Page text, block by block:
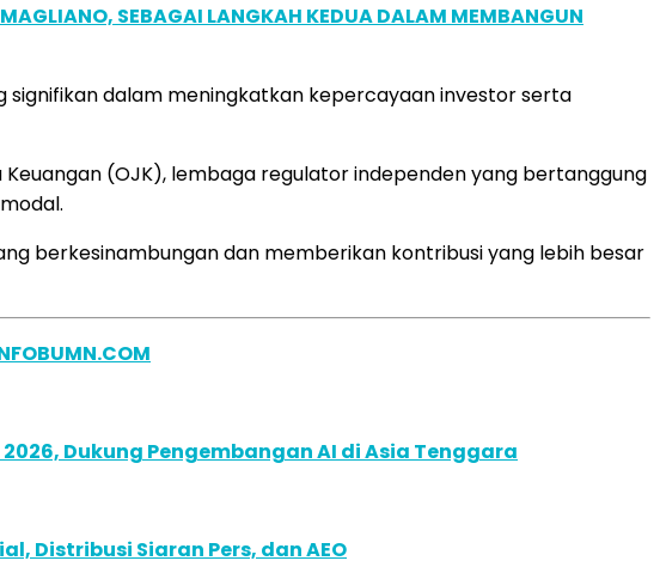
SEBAGAI LANGKAH KEDUA DALAM MEMBANGUN
signifikan dalam meningkatkan kepercayaan investor serta
(OJK), lembaga regulator independen yang bertanggung
berkesinambungan dan memberikan kontribusi yang lebih besar
Dukung Pengembangan AI di Asia Tenggara
Distribusi Siaran Pers, dan AEO